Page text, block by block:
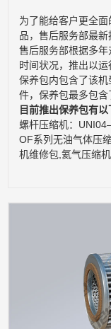
为了能给客户更全
品，售后服务部最新
售后服务部根据多
时间状况，推出以运
保养包内包含了该
件，保养包最多包含
目前推出保养包有以
螺杆压缩机：
OF系列无油气体压
机维修包,氦气压缩